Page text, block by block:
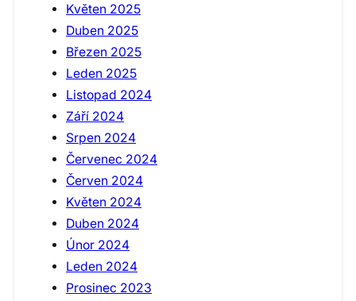
Květen 2025
Duben 2025
Březen 2025
Leden 2025
Listopad 2024
Září 2024
Srpen 2024
Červenec 2024
Červen 2024
Květen 2024
Duben 2024
Únor 2024
Leden 2024
Prosinec 2023